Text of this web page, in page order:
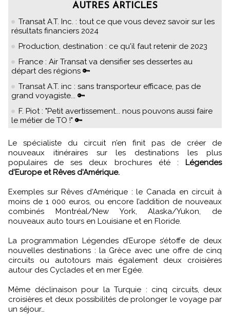
AUTRES ARTICLES
Transat A.T. Inc. : tout ce que vous devez savoir sur les
résultats financiers 2024
Production, destination : ce qu'il faut retenir de 2023
France : Air Transat va densifier ses dessertes au
départ des régions 🔑
Transat A.T. inc : sans transporteur efficace, pas de
grand voyagiste... 🔑
F. Piot : "Petit avertissement... nous pouvons aussi faire
le métier de TO !" 🔑
Le spécialiste du circuit n’en finit pas de créer de
nouveaux itinéraires sur les destinations les plus
populaires de ses deux brochures été : Légendes
d‘Europe et Rêves d‘Amérique.
Exemples sur Rêves d‘Amérique : le Canada en circuit à
moins de 1 000 euros, ou encore l’addition de nouveaux
combinés Montréal/New York, Alaska/Yukon, de
nouveaux auto tours en Louisiane et en Floride.
La programmation Légendes d’Europe s’étoffe de deux
nouvelles destinations : la Grèce avec une offre de cinq
circuits ou autotours mais également deux croisières
autour des Cyclades et en mer Egée.
Même déclinaison pour la Turquie : cinq circuits, deux
croisières et deux possibilités de prolonger le voyage par
un séjour…